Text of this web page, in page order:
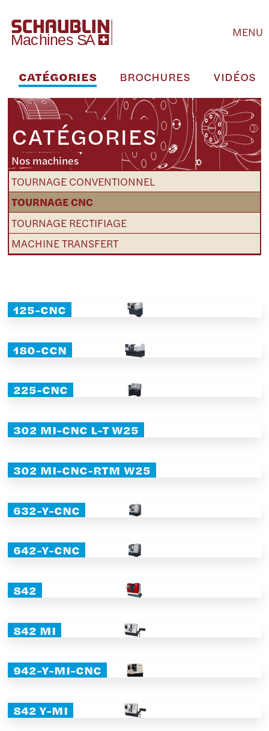
MENU
CATÉGORIES BROCHURES VIDÉOS
CATÉGORIES
Nos machines
TOURNAGE CONVENTIONNEL
TOURNAGE CNC
TOURNAGE RECTIFIAGE
MACHINE TRANSFERT
125-CNC
180-CCN
225-CNC
302 MI-CNC L-T W25
302 MI-CNC-RTM W25
632-Y-CNC
642-Y-CNC
842
842 MI
942-Y-MI-CNC
842 Y-MI